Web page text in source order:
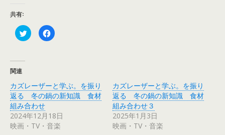
共有:
ク
リ
t
t
r
で
共
有
(
F
a
共
有
す
る
は
ク
リ
関連
カズレーザーと学ぶ。を振り
返る 冬の鍋の新知識 食材
組み合わせ
2024年12月18日
映画・TV・音楽
カズレーザーと学ぶ。を振り
返る 冬の鍋の新知識 食材
組み合わせ３
2025年1月3日
映画・TV・音楽